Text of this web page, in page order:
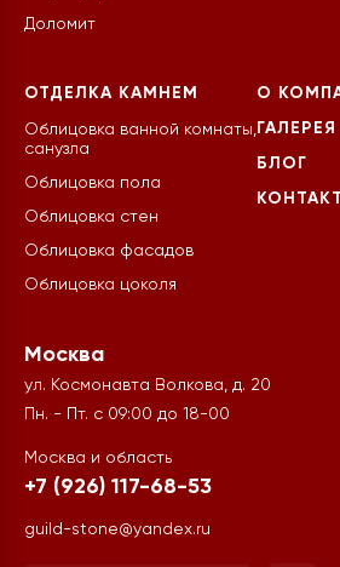
Доломит
ОТДЕЛКА КАМНЕМ
Облицовка ванной комнаты,
санузла
Облицовка пола
Облицовка стен
Облицовка фасадов
Облицовка цоколя
О
ГАЛЕРЕЯ
БЛОГ
Москва
ул. Космонавта Волкова, д. 20
Пн. - Пт. с 09:00 до 18-00
Москва и область
+7 (926) 117-68-53
guild-stone@yandex.ru